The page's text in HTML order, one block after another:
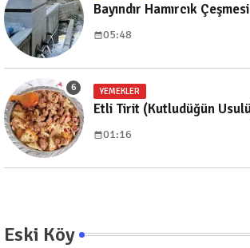
Bayındır Hamırcık Çeşmesi
05:48
YEMEKLER
01:16
Eski Köy